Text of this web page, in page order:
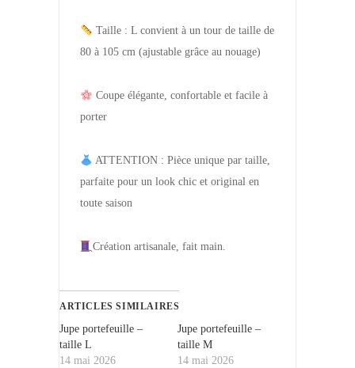
Taille : L convient à un tour de taille de
80 à 105 cm (ajustable grâce au nouage)
Coupe élégante, confortable et facile à
porter
ATTENTION : Pièce unique par taille,
parfaite pour un look chic et original en
toute saison
Création artisanale, fait main.
ARTICLES SIMILAIRES
Jupe portefeuille –
taille L
14 mai 2026
Jupe portefeuille –
taille M
14 mai 2026